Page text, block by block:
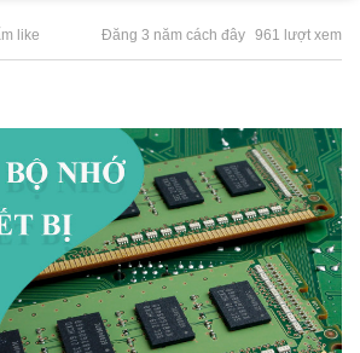
like Đăng 3 năm cách đây 961 lượt xem